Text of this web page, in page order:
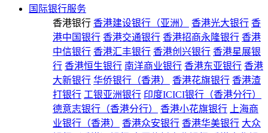
国际银行服务
香港银行 香港建设银行（亚洲） 香港光大银行 香
港中国银行 香港交通银行 香港招商永隆银行 香港
中信银行 香港汇丰银行 香港创兴银行 香港星展银
行 香港恒生银行 南洋商业银行 香港东亚银行 香港
大新银行 华侨银行（香港） 香港花旗银行 香港渣
打银行 工银亚洲银行 印度ICICI银行（香港分行）
德意志银行（香港分行）
香港小花旗银行
上海商
业银行（香港）
香港众安银行 香港华美银行 大众